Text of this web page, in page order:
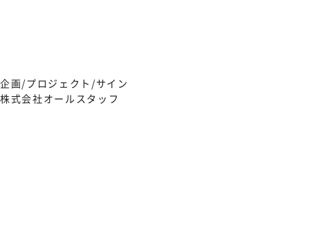
企画/プロジェクト/サイン
株式会社オールスタッフ